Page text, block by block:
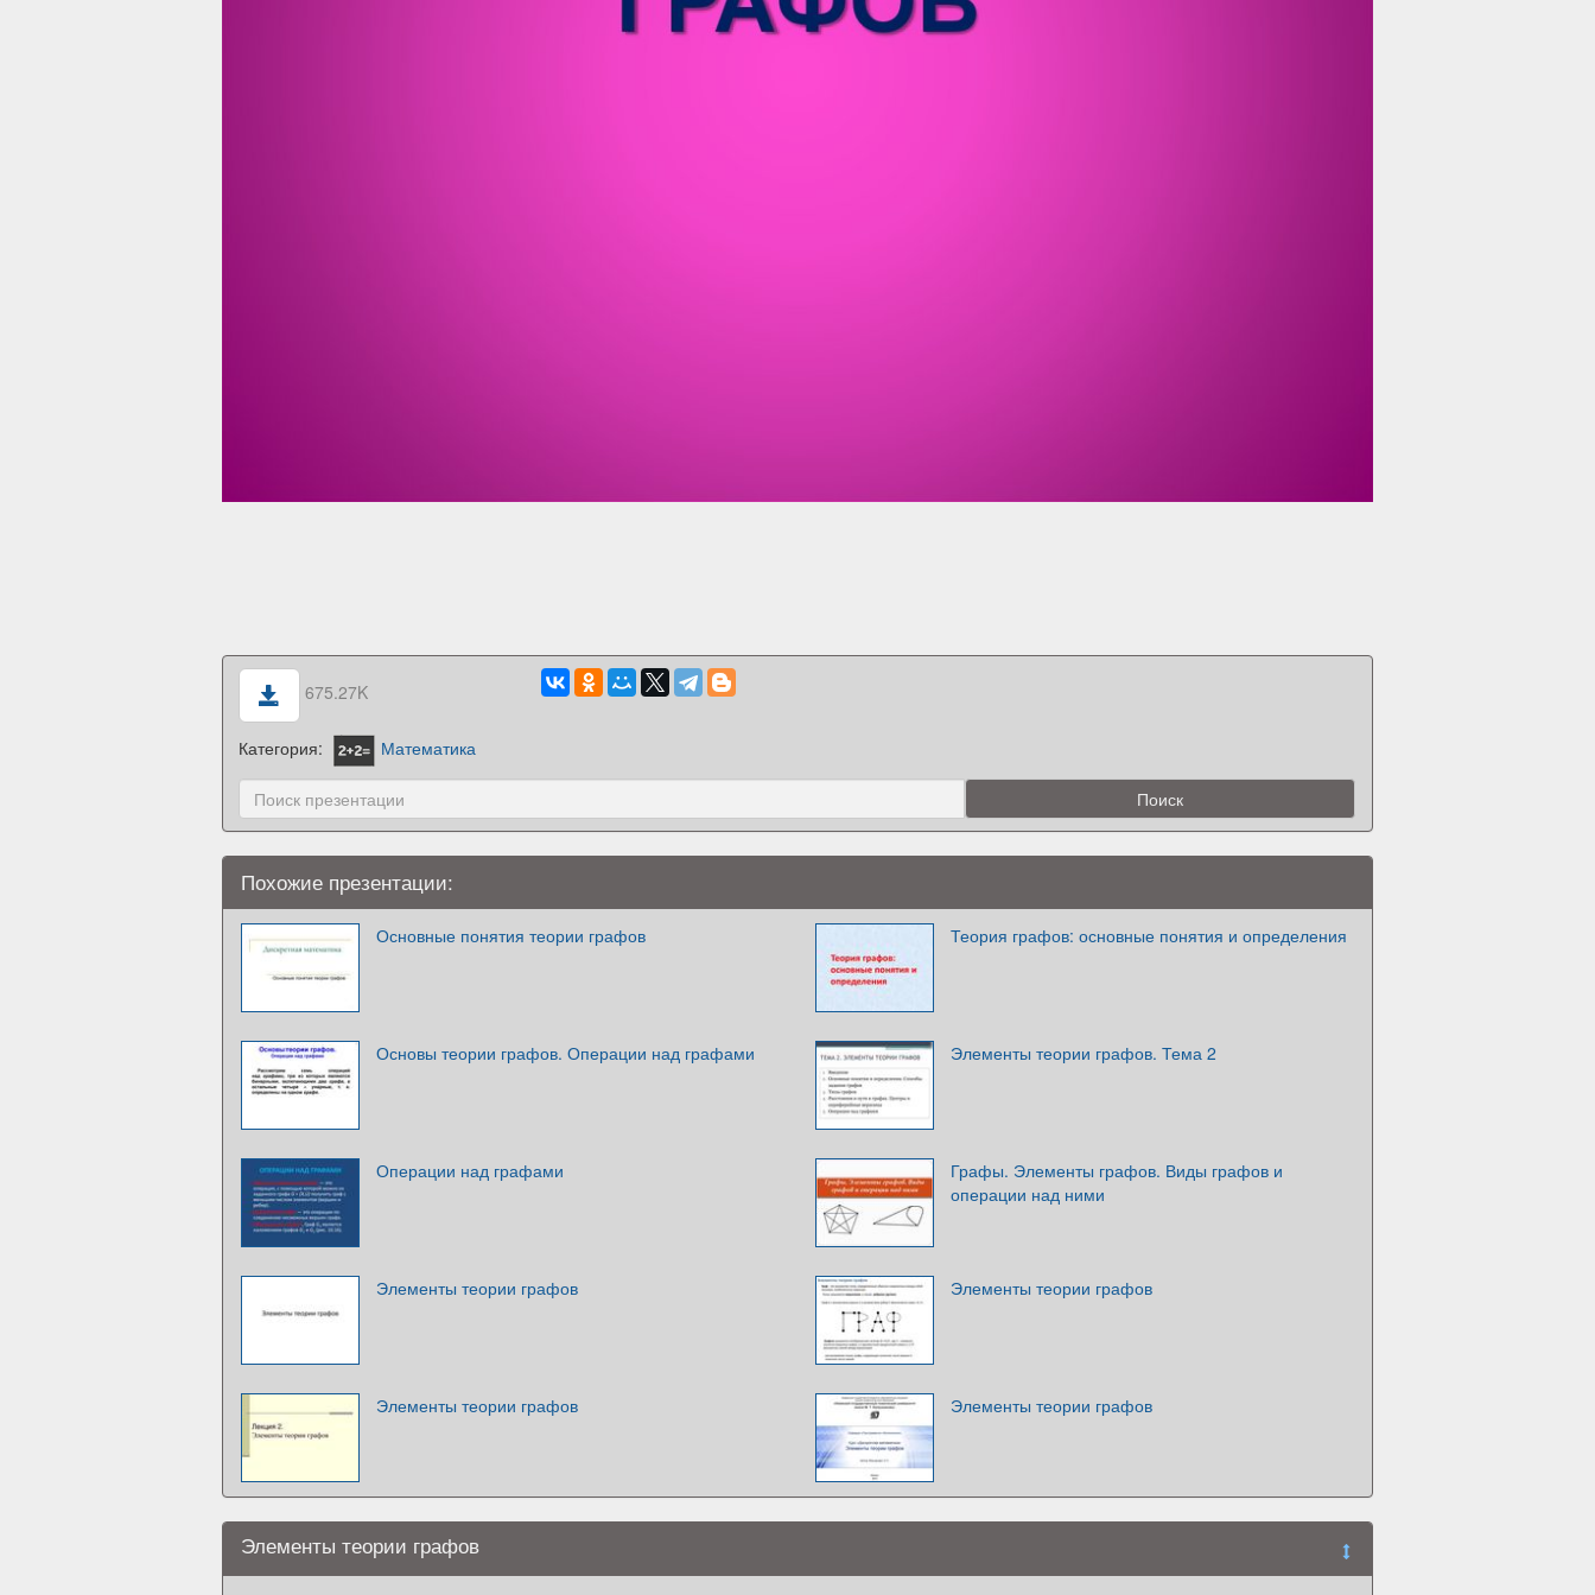
675.27K
Категория: Математика
Похожие презентации:
Основные понятия теории графов Теория графов: основные понятия и определения
Основы теории графов. Операции над графами Элементы теории графов. Тема 2
Операции над графами
Графы. Элементы графов. Виды графов и
операции над ними
Элементы теории графов Элементы теории графов
Элементы теории графов Элементы теории графов
Элементы теории графов